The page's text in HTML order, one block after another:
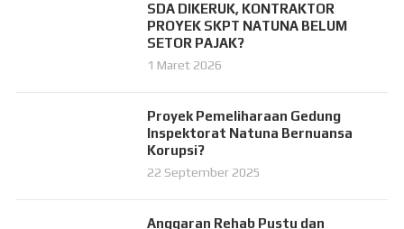
SDA DIKERUK, KONTRAKTOR
PROYEK SKPT NATUNA BELUM
SETOR PAJAK?
1 Maret 2026
Proyek Pemeliharaan Gedung
Inspektorat Natuna Bernuansa
Korupsi?
22 September 2025
Anggaran Rehab Pustu dan